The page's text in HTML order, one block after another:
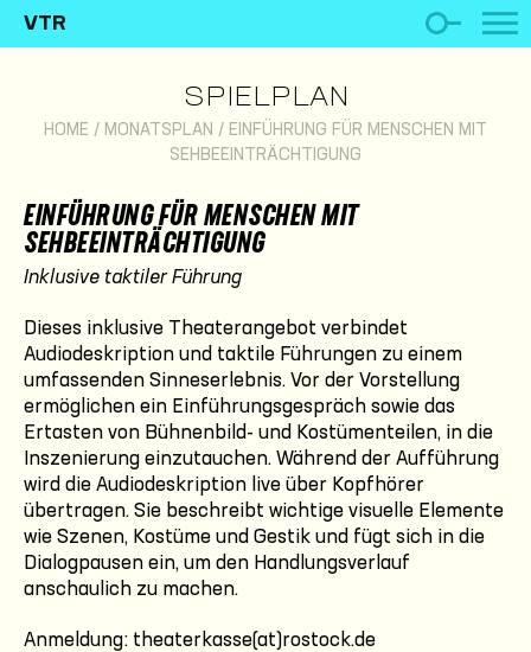
VTR
SPIELPLAN
HOME / MONATSPLAN / EINFÜHRUNG FÜR MENSCHEN MIT
SEHBEEINTRÄCHTIGUNG
EINFÜHRUNG FÜR MENSCHEN MIT
SEHBEEINTRÄCHTIGUNG
Inklusive taktiler Führung
Dieses inklusive Theaterangebot verbindet
Audiodeskription und taktile Führungen zu einem
umfassenden Sinneserlebnis. Vor der Vorstellung
ermöglichen ein Einführungsgespräch sowie das
Ertasten von Bühnenbild- und Kostümenteilen, in die
Inszenierung einzutauchen. Während der Aufführung
wird die Audiodeskription live über Kopfhörer
übertragen. Sie beschreibt wichtige visuelle Elemente
wie Szenen, Kostüme und Gestik und fügt sich in die
Dialogpausen ein, um den Handlungsverlauf
anschaulich zu machen.
Anmeldung: theaterkasse(at)rostock.de